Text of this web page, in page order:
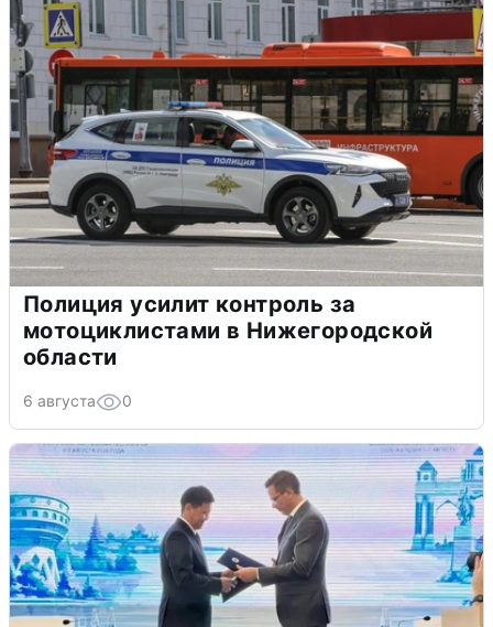
Полиция усилит контроль за
мотоциклистами в Нижегородской
области
6 августа 0